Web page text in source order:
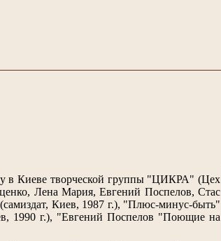
в Киеве творческой группы "ЦИКРА" (Цех
Лена Мария, Евгений Поспелов, Стас
Киев, 1987 г.), "Плюс-минус-быть"
1990 г.), "Евгений Поспелов "Поющие на